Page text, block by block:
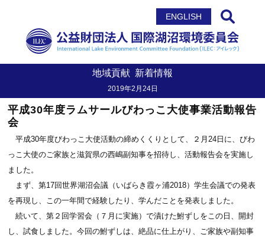
ENGLISH
サイト内検索
地域貢献 新着情報
2019年2月24日
平成30年度ラムサールびわっこ大使事業活動報告
会
平成30年度びわっこ大使活動の締めくくりとして、２月24日に、びわ
っこ大使のご家族と滋賀県の西嶋副知事を招待し、活動報告会を実施し
ました。
まず、第17回世界湖沼会議（いばらき霞ヶ浦2018）学生会議での発表
を再現し、この一年間で経験したり、学んだことを発表しました。
続いて、第２回学習会（７月に実施）で漬けた鮒ずしをこの日、開封
し、試食しました。今回の鮒ずしは、絶品に仕上がり、ご家族や副知事